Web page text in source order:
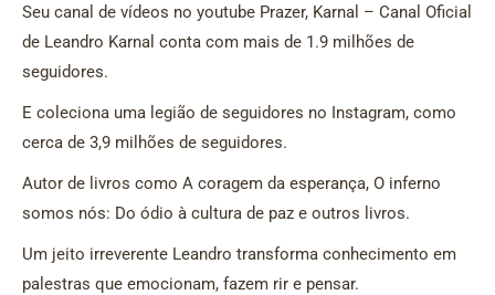
Seu canal de vídeos no youtube Prazer, Karnal – Canal Oficial
de Leandro Karnal conta com mais de 1.9 milhões de
seguidores.
E coleciona uma legião de seguidores no Instagram, como
cerca de 3,9 milhões de seguidores.
Autor de livros como A coragem da esperança, O inferno
somos nós: Do ódio à cultura de paz e outros livros.
Um jeito irreverente Leandro transforma conhecimento em
palestras que emocionam, fazem rir e pensar.